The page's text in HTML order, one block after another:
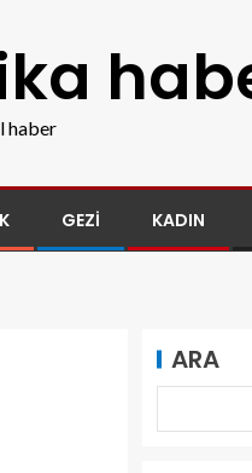
haber
GEZI KADIN
ARA